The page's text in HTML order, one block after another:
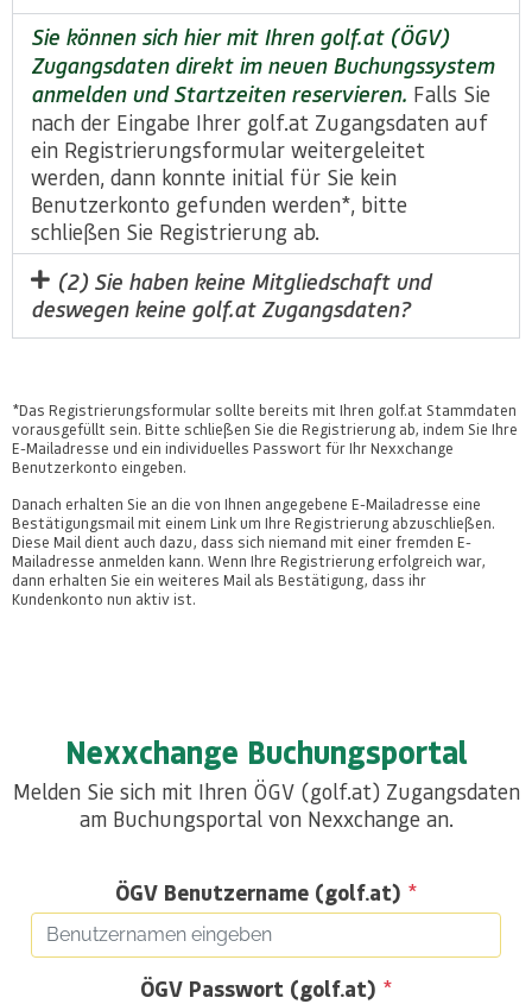
Sie können sich hier mit Ihren golf.at (ÖGV)
Zugangsdaten direkt im neuen Buchungssystem
anmelden und Startzeiten reservieren. Falls Sie
nach der Eingabe Ihrer golf.at Zugangsdaten auf
ein Registrierungsformular weitergeleitet
werden, dann konnte initial für Sie kein
Benutzerkonto gefunden werden*, bitte
schließen Sie Registrierung ab.
(2) Sie haben keine Mitgliedschaft und
deswegen keine golf.at Zugangsdaten?
*Das Registrierungsformular sollte bereits mit Ihren golf.at Stammdaten
vorausgefüllt sein. Bitte schließen Sie die Registrierung ab, indem Sie Ihre
E-Mailadresse und ein individuelles Passwort für Ihr Nexxchange
Benutzerkonto eingeben.
Danach erhalten Sie an die von Ihnen angegebene E-Mailadresse eine
Bestätigungsmail mit einem Link um Ihre Registrierung abzuschließen.
Diese Mail dient auch dazu, dass sich niemand mit einer fremden E-
Mailadresse anmelden kann. Wenn Ihre Registrierung erfolgreich war,
dann erhalten Sie ein weiteres Mail als Bestätigung, dass ihr
Kundenkonto nun aktiv ist.
Nexxchange Buchungsportal
Melden Sie sich mit Ihren ÖGV (golf.at) Zugangsdaten
am Buchungsportal von Nexxchange an.
ÖGV Benutzername (golf.at) *
ÖGV Passwort (golf.at) *